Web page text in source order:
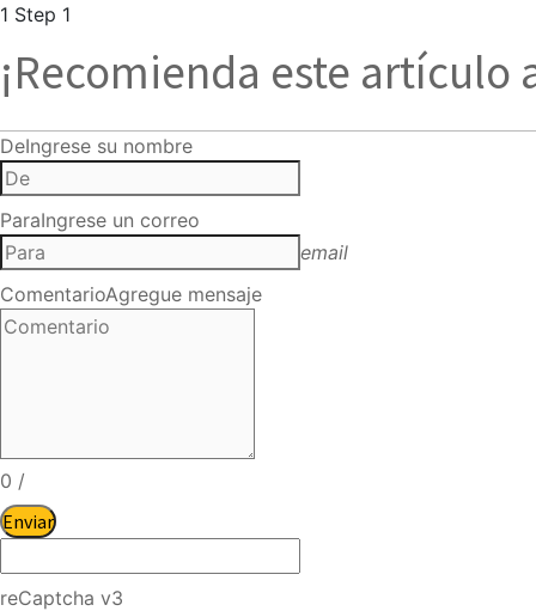
1 Step 1
¡Recomienda este artículo
DeIngrese su nombre
ParaIngrese un correo
email
ComentarioAgregue mensaje
0 /
Enviar
reCaptcha v3